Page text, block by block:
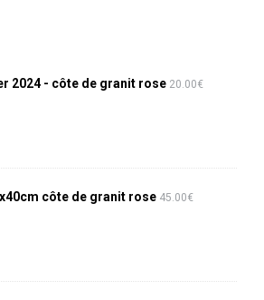
2024 - côte de granit rose 20.00€
côte de granit rose 45.00€